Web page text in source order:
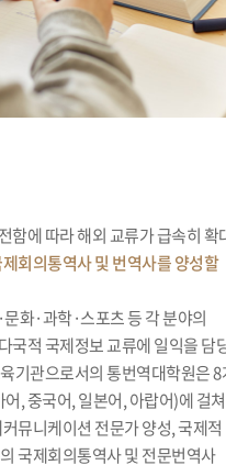
함에 따라 해외 교류가 급속히 확
회의통역사 및 번역사를 양성할
화·과학·스포츠 등 각 분야의
국적 국제정보 교류에 일익을 담
기관으로서의 통번역대학원은 8
, 중국어, 일본어, 아랍어)에 걸쳐
뮤니케이션 전문가 양성, 국제적
국제회의통역사 및 전문번역사